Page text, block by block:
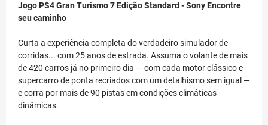
Jogo PS4 Gran Turismo 7 Edição Standard - SonyEncontre
seu caminho
Curta a experiência completa do verdadeiro simulador de
corridas... com 25 anos de estrada. Assuma o volante de mais
de 420 carros já no primeiro dia — com cada motor clássico e
supercarro de ponta recriados com um detalhismo sem igual —
e corra por mais de 90 pistas em condições climáticas
dinâmicas.